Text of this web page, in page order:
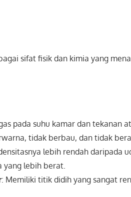
sifat fisik dan kimia yang
pada suhu kamar dan tekanan
tidak berbau, dan tidak
lebih rendah daripada
yang lebih berat.
: Memiliki titik didih yang sangat